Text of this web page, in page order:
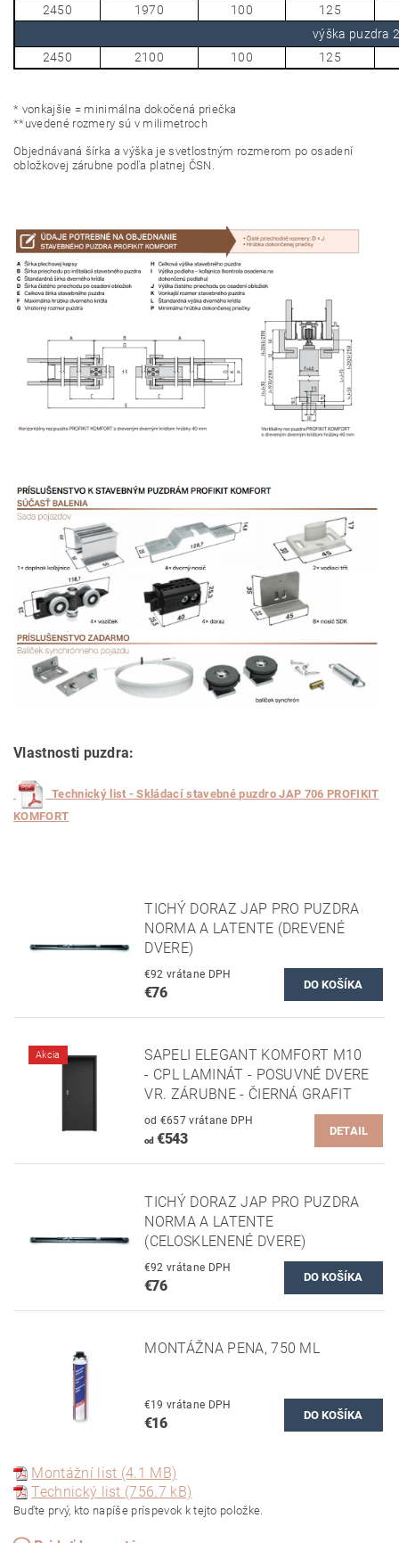
2450
1970 100
125
výška puzdra
2450
2100 100 125
* vonkajšie = minimálna dokočená priečka
**uvedené rozmery sú v milimetroch
Objednávaná šírka a výška je svetlostným rozmerom po osadení
obložkovej zárubne podľa platnej ČSN.
Vlastnosti puzdra:
Technický list - Skládací stavebné puzdro JAP 706 PROFIKIT
KOMFORT
TICHÝ DORAZ JAP PRO PUZDRA
NORMA A LATENTE (DREVENÉ
DVERE)
€92 vrátane DPH
€76
Akcia
SAPELI ELEGANT KOMFORT M10
- CPL LAMINÁT - POSUVNÉ DVERE
VR. ZÁRUBNE - ČIERNÁ GRAFIT
od €657 vrátane DPH
od€543 DETAIL
TICHÝ DORAZ JAP PRO PUZDRA
NORMA A LATENTE
(CELOSKLENENÉ DVERE)
€92 vrátane DPH
€76
MONTÁŽNA PENA, 750 ML
€19 vrátane DPH
€16
Montážní list (4.1 MB)
Technický list (756.7 kB)
Buďte prvý, kto napíše príspevok k tejto položke.